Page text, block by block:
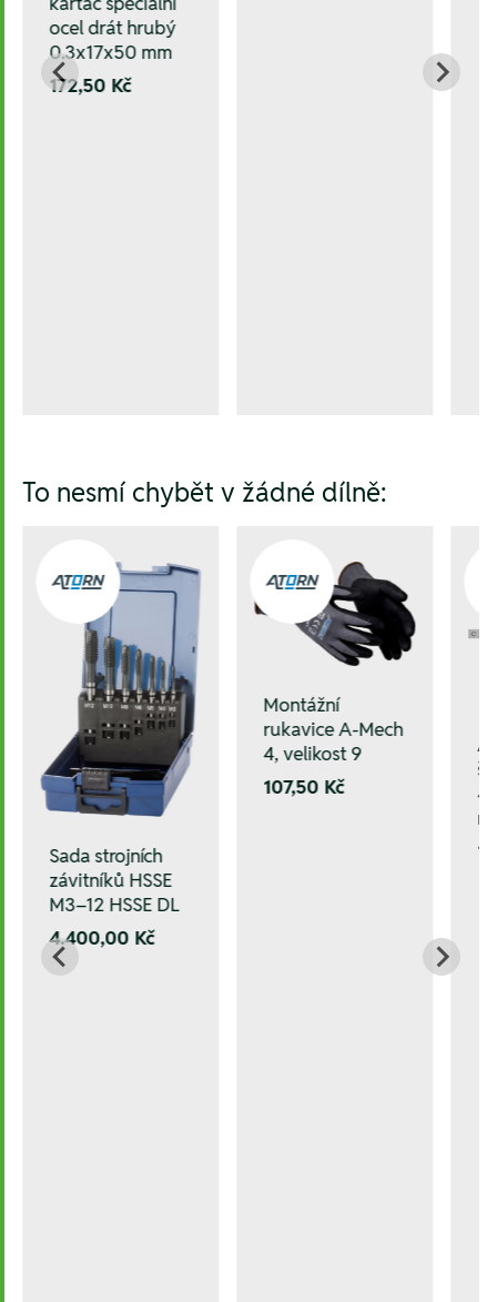
ocel drát hrubý
0.3x17x50 mm
172,50 Kč
To nesmí chybět v žádné dílně:
Sada strojních
závitníků HSSE
M3–12 HSSE DL
4.400,00 Kč
Montážní
rukavice A-Mech
4, velikost 9
107,50 Kč